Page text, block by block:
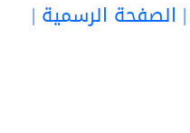
الصفحة الرسمية |